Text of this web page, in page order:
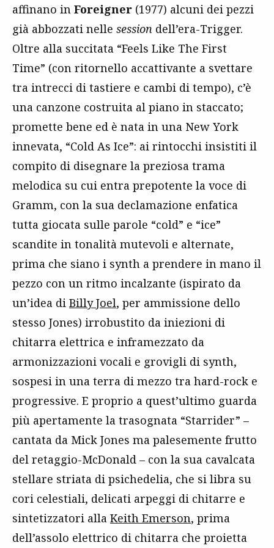
affinano in Foreigner (1977) alcuni dei pezzi
già abbozzati nelle session dell’era-Trigger.
Oltre alla succitata “Feels Like The First
Time” (con ritornello accattivante a svettare
tra intrecci di tastiere e cambi di tempo), c’è
una canzone costruita al piano in staccato;
promette bene ed è nata in una New York
innevata, “Cold As Ice”: ai rintocchi insistiti il
compito di disegnare la preziosa trama
melodica su cui entra prepotente la voce di
Gramm, con la sua declamazione enfatica
tutta giocata sulle parole “cold” e “ice”
scandite in tonalità mutevoli e alternate,
prima che siano i synth a prendere in mano il
pezzo con un ritmo incalzante (ispirato da
un’idea di Billy Joel, per ammissione dello
stesso Jones) irrobustito da iniezioni di
chitarra elettrica e inframezzato da
armonizzazioni vocali e grovigli di synth,
sospesi in una terra di mezzo tra hard-rock e
progressive. E proprio a quest’ultimo guarda
più apertamente la trasognata “Starrider” –
cantata da Mick Jones ma palesemente frutto
del retaggio-McDonald – con la sua cavalcata
stellare striata di psichedelia, che si libra su
cori celestiali, delicati arpeggi di chitarre e
sintetizzatori alla Keith Emerson, prima
dell’assolo elettrico di chitarra che proietta